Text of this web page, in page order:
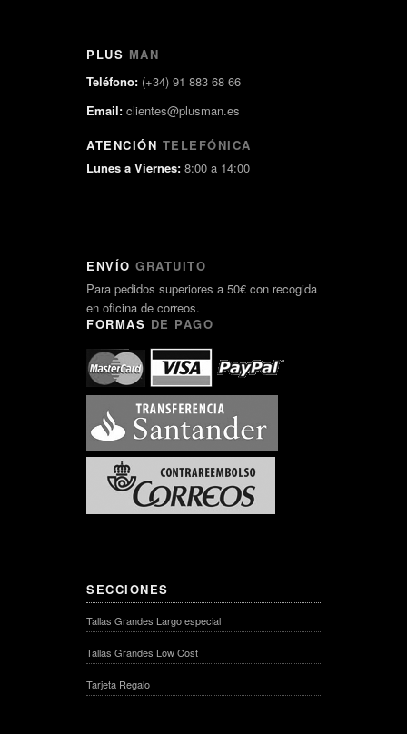
PLUS MAN
Teléfono: (+34) 91 883 68 66
Email: clientes@plusman.es
ATENCIÓN TELEFÓNICA
Lunes a Viernes: 8:00 a 14:00
ENVÍO GRATUITO
Para pedidos superiores a 50€ con recogida
en oficina de correos.
FORMAS DE PAGO
SECCIONES
Tallas Grandes Largo especial
Tallas Grandes Low Cost
Tarjeta Regalo